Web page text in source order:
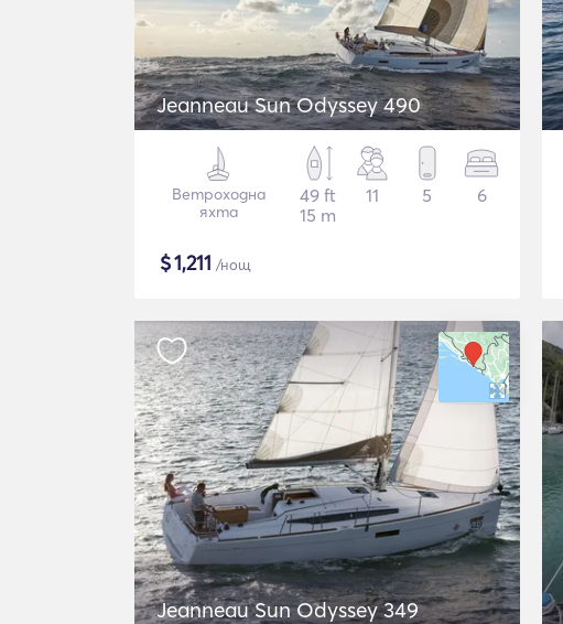
Jeanneau Sun Odyssey 490
Ветроходна
яхта
49 ft
15 m
11 5 6
$1,211 /нощ
Jeanneau Sun Odyssey 349